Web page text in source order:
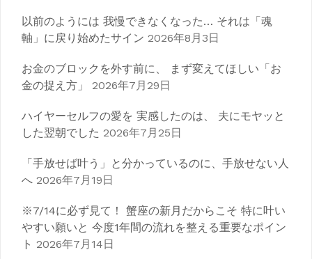
以前のようには 我慢できなくなった… それは「魂
軸」に戻り始めたサイン 2026年8月3日
お金のブロックを外す前に、 まず変えてほしい「お
金の捉え方」
2026年7月29日
ハイヤーセルフの愛を 実感したのは、 夫にモヤッと
した翌朝でした 2026年7月25日
「手放せば叶う」と分かっているのに、手放せない人
へ 2026年7月19日
※7/14に必ず見て！ 蟹座の新月だからこそ 特に叶い
やすい願いと 今度1年間の流れを整える重要なポイン
ト 2026年7月14日